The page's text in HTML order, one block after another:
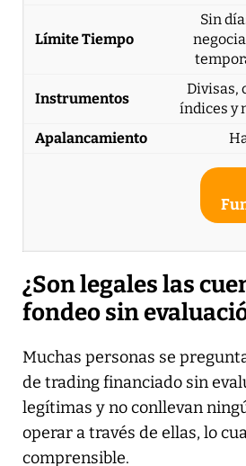
Sin
Divisas,
índices y
¿Son legales las
fondeo sin
Muchas personas se
de trading financiado sin
legítimas y no conllevan
operar a través de ellas, lo
comprensible.